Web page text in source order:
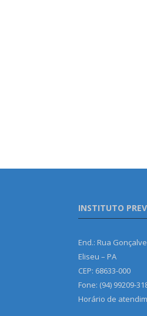
INSTITUTO
End.: Rua
Eliseu – PA
CEP: 68633-000
Fone: (94) 99209-
Horário de